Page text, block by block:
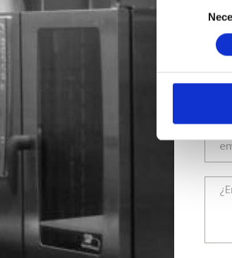
consentimiento